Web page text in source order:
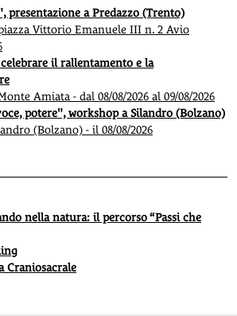
presentazione a Predazzo (Trento)
Vittorio Emanuele III n. 2 Avio
celebrare il rallentamento e la
Amiata - dal 08/08/2026 al 09/08/2026
potere", workshop a Silandro (Bolzano)
(Bolzano) - il 08/08/2026
nella natura: il percorso “Passi che
Craniosacrale